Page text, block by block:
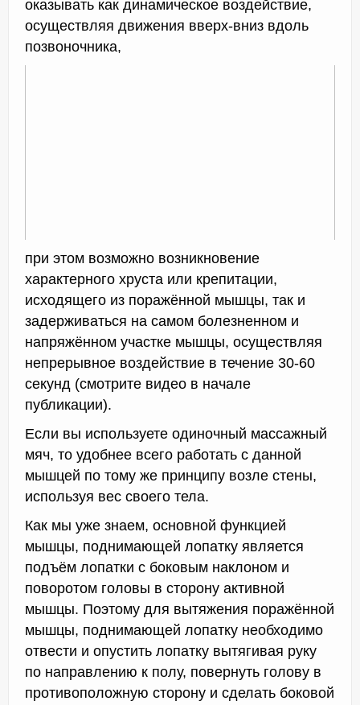
оказывать как динамическое воздействие,
осуществляя движения вверх-вниз вдоль
позвоночника,
при этом возможно возникновение
характерного хруста или крепитации,
исходящего из поражённой мышцы, так и
задерживаться на самом болезненном и
напряжённом участке мышцы, осуществляя
непрерывное воздействие в течение 30-60
секунд (смотрите видео в начале
публикации).
Если вы используете одиночный массажный
мяч, то удобнее всего работать с данной
мышцей по тому же принципу возле стены,
используя вес своего тела.
Как мы уже знаем, основной функцией
мышцы, поднимающей лопатку является
подъём лопатки с боковым наклоном и
поворотом головы в сторону активной
мышцы. Поэтому для вытяжения поражённой
мышцы, поднимающей лопатку необходимо
отвести и опустить лопатку вытягивая руку
по направлению к полу, повернуть голову в
противоположную сторону и сделать боковой